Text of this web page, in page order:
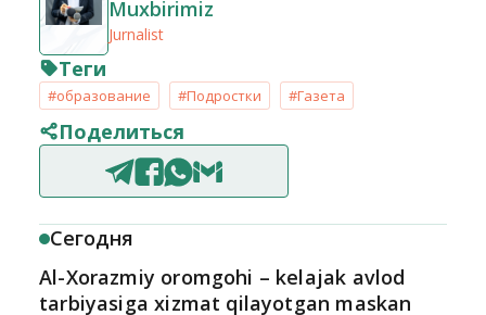
Muxbirimiz
Jurnalist
Теги
#образование #Подростки #Газета
Поделиться
Сегодня
Al-Xorazmiy oromgohi – kelajak avlod
tarbiyasiga xizmat qilayotgan maskan